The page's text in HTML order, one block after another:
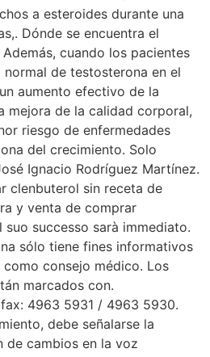
a esteroides durante una
Dónde se encuentra el
cuando los pacientes
de testosterona en el
aumento efectivo de la
mejora de la calidad corporal,
riesgo de enfermedades
del crecimiento. Solo
Ignacio Rodríguez Martínez.
clenbuterol sin receta de
y venta de comprar
successo sarà immediato.
sólo tiene fines informativos
consejo médico. Los
marcados con.
4963 5931 / 4963 5930.
debe señalarse la
de cambios en la voz